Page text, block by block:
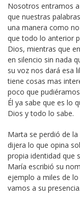
Nosotros entramos
que nuestras
una manera como
que todo lo anterior
Dios, mientras que
en silencio sin nada
su voz nos dará esa
tiene cosas mas
poco que
Él ya sabe que es lo
Dios y todo lo sabe.
Marta se perdió de
dijera lo que opina
propia identidad que
María escribió su
ejemplo a miles de
vamos a su presencia.